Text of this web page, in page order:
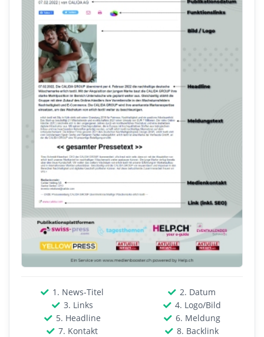
1. News-Titel
2. Datum
3. Links
4. Logo/Bild
5. Headline
6. Meldung
7. Kontakt
8. Backlink